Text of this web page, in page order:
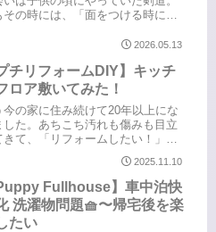
その時には、「面をつける時に被
た。「手ぬぐいが好き」と自分で
きで、旅先や買い物に出た時には
2026.05.13
チリフォームDIY】キッチ
ロア敷いてみた！
今の家に住み続けて20年以上にな
した。あちこち汚れも傷みも目立
きて、「リフォームしたい！」っ
りますが、お金も時間もかかる。
に、まさやんは何やらブツブツ言
乗り気じゃない。（壊れたわけじ
いからと言われる）夫婦で価値
2025.11.10
Fullhouse】車中泊快
洗濯物問題🧺〜帰宅後を楽
たい